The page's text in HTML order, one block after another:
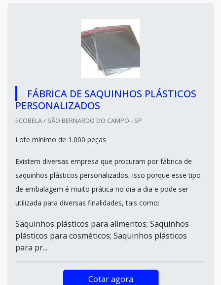
FÁBRICA DE SAQUINHOS PLÁSTICOS
PERSONALIZADOS
ECOBELA / SÃO BERNARDO DO CAMPO - SP
Lote mínimo de 1.000 peças
Existem diversas empresa que procuram por fábrica de
saquinhos plásticos personalizados, isso porque esse tipo
de embalagem é muito prática no dia a dia e pode ser
utilizada para diversas finalidades, tais como:
Saquinhos plásticos para alimentos; Saquinhos
plásticos para cosméticos; Saquinhos plásticos
para pr...
Cotar agora